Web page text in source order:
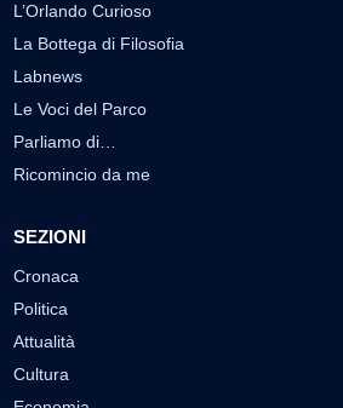
L’Orlando Curioso
La Bottega di Filosofia
Labnews
Le Voci del Parco
Parliamo di…
Ricomincio da me
SEZIONI
Cronaca
Politica
Attualità
Cultura